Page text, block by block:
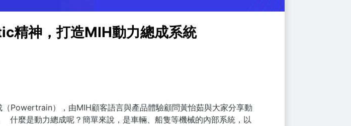
精神，打造MIH動力總成系統
（Powertrain），由MIH顧客語言與產品體驗顧問黃怡茹與大家分享動
什麼是動力總成呢？簡單來說，是車輛、船隻等機械的內部系統，以